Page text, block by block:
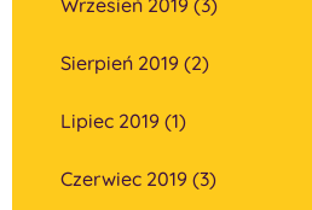
Sierpień 2019 (2)
Lipiec 2019 (1)
Czerwiec 2019 (3)